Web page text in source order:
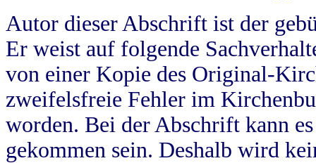
Autor dieser Abschrift ist der
Er weist auf folgende
von einer Kopie des Original-
zweifelsfreie Fehler im
worden. Bei der Abschrift kann
gekommen sein. Deshalb wird